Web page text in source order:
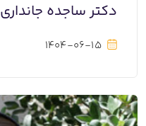
دکتر ساجده جانداری
1404-06-15